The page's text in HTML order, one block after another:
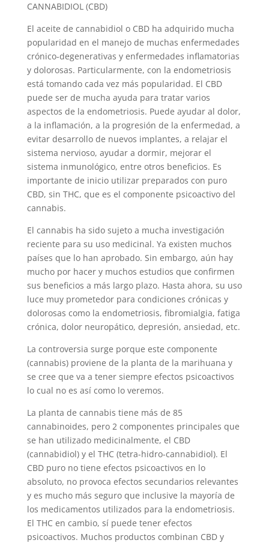
CANNABIDIOL (CBD)
El aceite de cannabidiol o CBD ha adquirido mucha
popularidad en el manejo de muchas enfermedades
crónico-degenerativas y enfermedades inflamatorias
y dolorosas. Particularmente, con la endometriosis
está tomando cada vez más popularidad. El CBD
puede ser de mucha ayuda para tratar varios
aspectos de la endometriosis. Puede ayudar al dolor,
a la inflamación, a la progresión de la enfermedad, a
evitar desarrollo de nuevos implantes, a relajar el
sistema nervioso, ayudar a dormir, mejorar el
sistema inmunológico, entre otros beneficios. Es
importante de inicio utilizar preparados con puro
CBD, sin THC, que es el componente psicoactivo del
cannabis.
El cannabis ha sido sujeto a mucha investigación
reciente para su uso medicinal. Ya existen muchos
países que lo han aprobado. Sin embargo, aún hay
mucho por hacer y muchos estudios que confirmen
sus beneficios a más largo plazo. Hasta ahora, su uso
luce muy prometedor para condiciones crónicas y
dolorosas como la endometriosis, fibromialgia, fatiga
crónica, dolor neuropático, depresión, ansiedad, etc.
La controversia surge porque este componente
(cannabis) proviene de la planta de la marihuana y
se cree que va a tener siempre efectos psicoactivos
lo cual no es así como lo veremos.
La planta de cannabis tiene más de 85
cannabinoides, pero 2 componentes principales que
se han utilizado medicinalmente, el CBD
(cannabidiol) y el THC (tetra-hidro-cannabidiol). El
CBD puro no tiene efectos psicoactivos en lo
absoluto, no provoca efectos secundarios relevantes
y es mucho más seguro que inclusive la mayoría de
los medicamentos utilizados para la endometriosis.
El THC en cambio, sí puede tener efectos
psicoactivos. Muchos productos combinan CBD y